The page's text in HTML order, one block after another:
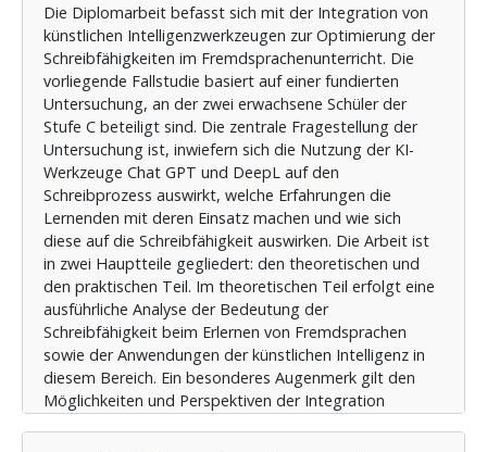
Die Diplomarbeit befasst sich mit der Integration von
künstlichen Intelligenzwerkzeugen zur Optimierung der
Schreibfähigkeiten im Fremdsprachenunterricht. Die
vorliegende Fallstudie basiert auf einer fundierten
Untersuchung, an der zwei erwachsene Schüler der
Stufe C beteiligt sind. Die zentrale Fragestellung der
Untersuchung ist, inwiefern sich die Nutzung der KI-
Werkzeuge Chat GPT und DeepL auf den
Schreibprozess auswirkt, welche Erfahrungen die
Lernenden mit deren Einsatz machen und wie sich
diese auf die Schreibfähigkeit auswirken. Die Arbeit ist
in zwei Hauptteile gegliedert: den theoretischen und
den praktischen Teil. Im theoretischen Teil erfolgt eine
ausführliche Analyse der Bedeutung der
Schreibfähigkeit beim Erlernen von Fremdsprachen
sowie der Anwendungen der künstlichen Intelligenz in
diesem Bereich. Ein besonderes Augenmerk gilt den
Möglichkeiten und Perspektiven der Integration